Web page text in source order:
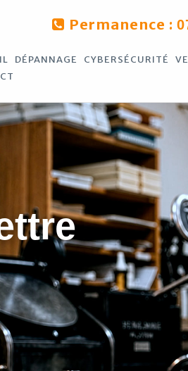
Permanence :
DÉPANNAGE CYBERSÉCURITÉ